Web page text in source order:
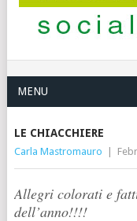
MENU
LE CHIACCHIERE
Carla Mastromauro
Allegri colorati e
dell’anno!!!!